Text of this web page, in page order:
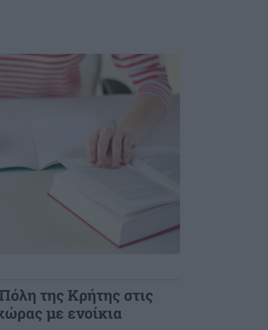
της Κρήτης στις
με ενοίκια